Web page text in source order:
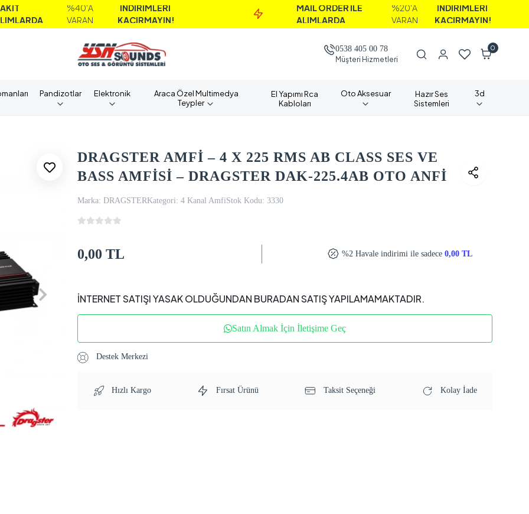
VARAN
İNDİRİMLERİ
KAÇIRMAYIN!
MAİL ORDER İLE
ALIMLARDA
%20'A
İNDİRİMLERİ
KAÇIRMAYIN!
0538 405 00 78
Müşteri Hizmetleri
0
Pandizotlar Elektronik
Araca Özel Multimedya
Teypler
El Yapımı Rca
Kabloları
Oto Aksesuar
Hazır Ses
Sistemleri
3d
DRAGSTER AMFİ – 4 X 225 RMS AB CLASS SES VE
BASS AMFİSİ – DRAGSTER DAK-225.4AB OTO ANFİ
Marka: DRAGSTERKategori: 4 Kanal AmfiStok Kodu: 3330
0,00 TL %2 Havale indirimi ile sadece0,00 TL
İNTERNET SATIŞI YASAK OLDUĞUNDAN BURADAN SATIŞ YAPILAMAMAKTADIR.
Satın Almak İçin İletişime Geç
Destek Merkezi
Hızlı Kargo Fırsat Ürünü Taksit Seçeneği Kolay İade